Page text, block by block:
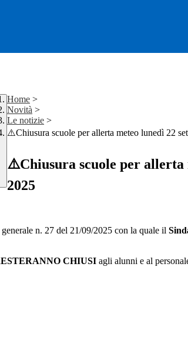
Home >
Novità >
Le notizie >
⚠️Chiusura scuole per allerta meteo lunedì 22
⚠️Chiusura scuole per allerta
2025
n. 27 del 21/09/2025 con la quale il
CHIUSI agli alunni e al